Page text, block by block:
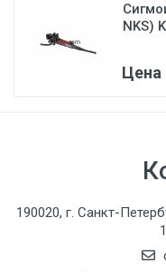
NKS)
Цена
190020, г. Санкт-